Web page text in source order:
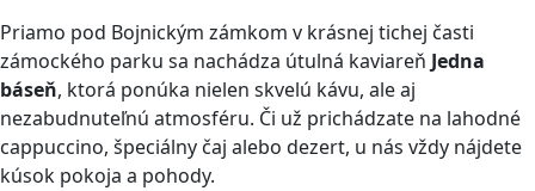
Priamo pod Bojnickým zámkom v krásnej tichej časti
zámockého parku sa nachádza útulná kaviareň Jedna
báseň, ktorá ponúka nielen skvelú kávu, ale aj
nezabudnuteľnú atmosféru. Či už prichádzate na lahodné
cappuccino, špeciálny čaj alebo dezert, u nás vždy nájdete
kúsok pokoja a pohody.